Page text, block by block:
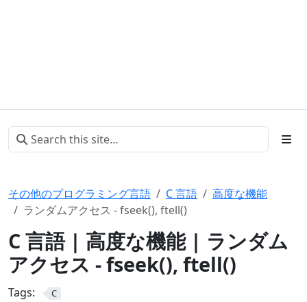
その他のプログラミング言語 C 言語
高度な機能
ランダムアクセス - fseek(), ftell()
C 言語 | 高度な機能 | ランダム
アクセス - fseek(), ftell()
Tags: C